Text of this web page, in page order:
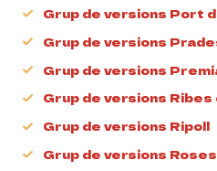
Grup de versions Port
Grup de versions
Grup de versions
Grup de versions
Grup de versions Ripoll
Grup de versions Roses